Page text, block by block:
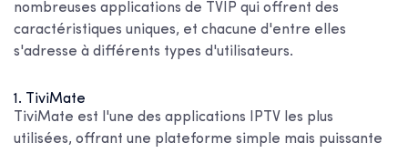
nombreuses applications de TVIP qui offrent des
caractéristiques uniques, et chacune d'entre elles
s'adresse à différents types d'utilisateurs.
1. TiviMate
TiviMate est l'une des applications IPTV les plus
utilisées, offrant une plateforme simple mais puissante